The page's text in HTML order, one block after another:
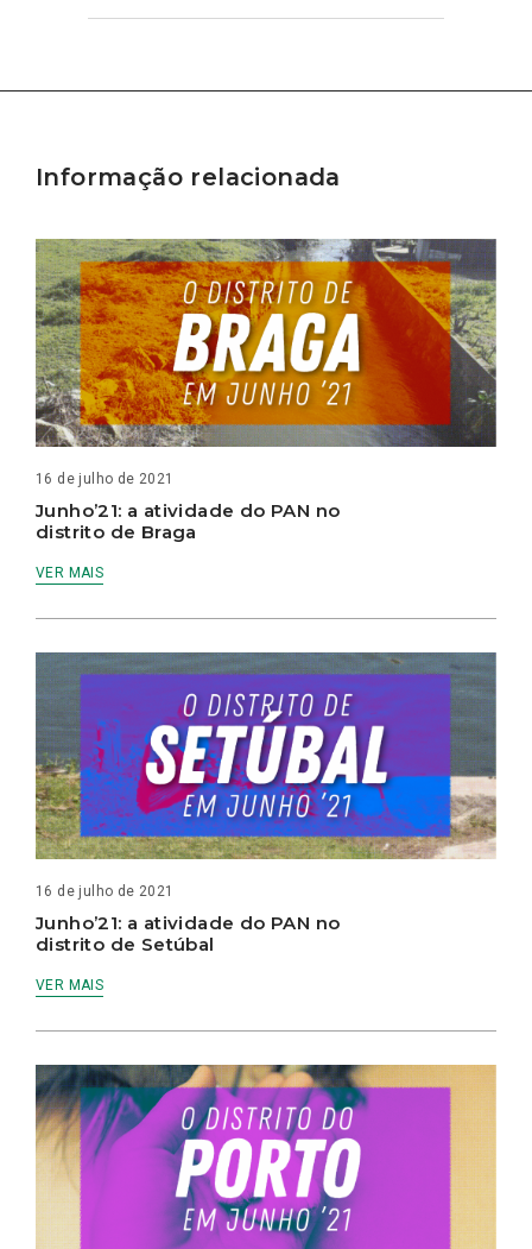
Informação relacionada
16 de julho de 2021
Junho’21: a atividade do PAN no
distrito de Braga
VER MAIS
16 de julho de 2021
Junho’21: a atividade do PAN no
distrito de Setúbal
VER MAIS